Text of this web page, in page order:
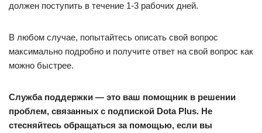
должен поступить в течение 1-3 рабочих дней.
В любом случае, попытайтесь описать свой вопрос
максимально подробно и получите ответ на свой вопрос как
можно быстрее.
Служба поддержки — это ваш помощник в решении
проблем, связанных с подпиской Dota Plus. Не
стесняйтесь обращаться за помощью, если вы